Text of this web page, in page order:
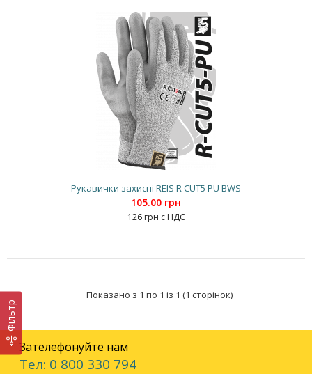
Фільтр
Рукавички захисні REIS R CUT5 PU BWS
105.00 грн
126 грн с НДС
Показано з 1 по 1 із 1 (1 сторінок)
Зателефонуйте нам
Тел: 0 800 330 794